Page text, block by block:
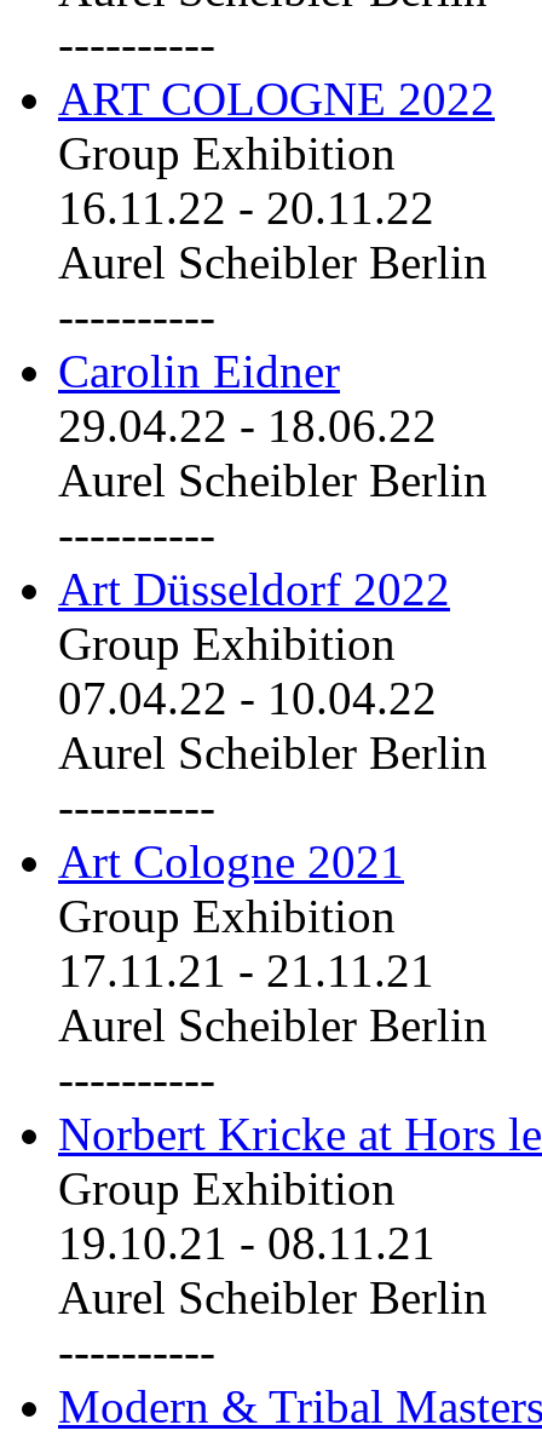
----------
ART COLOGNE 2022
Group Exhibition
16.11.22 - 20.11.22
Aurel Scheibler Berlin
----------
Carolin Eidner
29.04.22 - 18.06.22
Aurel Scheibler Berlin
----------
Art Düsseldorf 2022
Group Exhibition
07.04.22 - 10.04.22
Aurel Scheibler Berlin
----------
Art Cologne 2021
Group Exhibition
17.11.21 - 21.11.21
Aurel Scheibler Berlin
----------
Norbert Kricke at Hors
Group Exhibition
19.10.21 - 08.11.21
Aurel Scheibler Berlin
----------
Modern & Tribal